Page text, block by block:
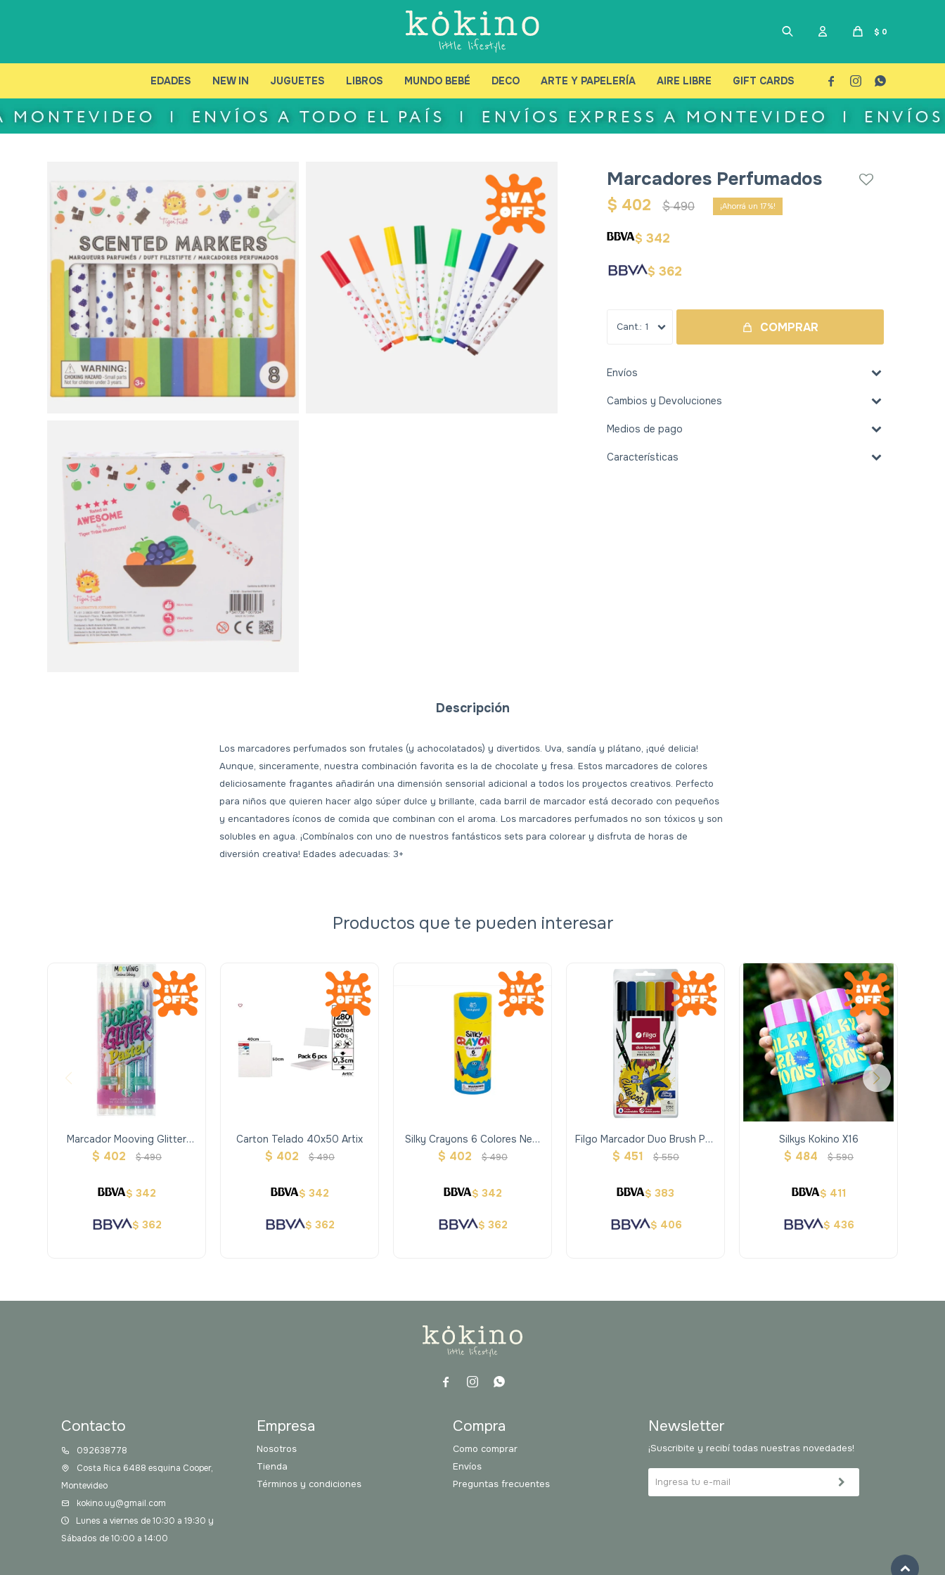
EDADES NEW IN JUGUETES LIBROS MUNDO BEBÉ DECO ARTE Y PAPELERÍA AIRE LIBRE GIFT CARDS
$ 0
  
Marcadores Perfumados
$ 402 $490 17
$ 342
$ 362
1 COMPRAR
Envíos
Cambios y Devoluciones
Medios de pago
Características
Descripción
Los marcadores perfumados son frutales (y achocolatados) y divertidos. Uva, sandía y plátano, ¡qué delicia!
Aunque, sinceramente, nuestra combinación favorita es la de chocolate y fresa. Estos marcadores de colores
deliciosamente fragantes añadirán una dimensión sensorial adicional a todos los proyectos creativos. Perfecto
para niños que quieren hacer algo súper dulce y brillante, cada barril de marcador está decorado con pequeños
y encantadores íconos de comida que combinan con el aroma. Los marcadores perfumados no son tóxicos y son
solubles en agua. ¡Combínalos con uno de nuestros fantásticos sets para colorear y disfruta de horas de
diversión creativa! Edades adecuadas: 3+
Productos que te pueden interesar
Marcador Mooving Glitter
Pastel X6
$ 402 $490
$ 342
$ 362
Carton Telado 40x50 Artix
$ 402 $490
$ 342
$ 362
Silky Crayons 6 Colores New
Packaging
$ 402 $490
$ 342
$ 362
Filgo Marcador Duo Brush Pen
- Estuche 6 Clasico
$ 451 $ 550
$ 383
$ 406
Silkys Kokino X16
$ 484 $ 590
$ 411
$ 436
  
Contacto
092638778
Costa Rica 6488 esquina Cooper,
Montevideo
kokino.uy@gmail.com
Lunes a viernes de 10:30 a 19:30 y
Sábados de 10:00 a 14:00
Empresa
Nosotros
Tienda
Términos y condiciones
Compra
Como comprar
Envíos
Preguntas frecuentes
Newsletter
¡Suscribite y recibí todas nuestras novedades!